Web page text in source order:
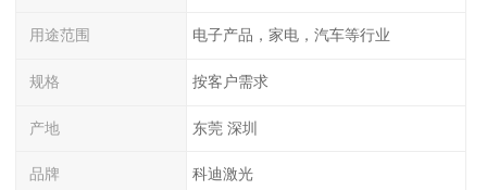
用途范围 电子产品，家电，汽车等行业
规格 按客户需求
产地 东莞 深圳
品牌 科迪激光